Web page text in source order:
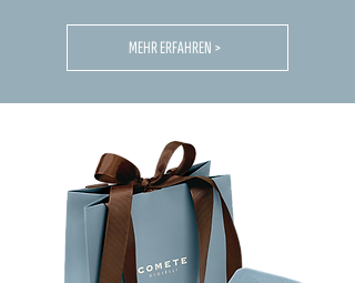
MEHR ERFAHREN >